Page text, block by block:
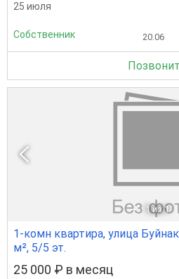
25 июля
Собственник 20.06
1 из 1
1-комн квартира, улица
м², 5/5 эт.
25 000 ₽ в месяц